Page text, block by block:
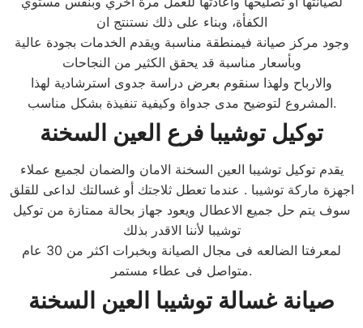
الكفأة، وبناء على ذلك نستنتج ان
وجود مركز صيانة فيمنطقة مناسبة ويقدم الخدمات بجودة عالية
وبأسعار مناسبة قد يحقق الكثير من النجاحات
والارباح ولهذا سنقوم بعرض دراسة جدوى استرشادية لهذا
المشروع لتوضيح مدى جدواة وكيفية تنفيذة بشكل مناسب.
توكيل توشيبا فرع العين السخنة
يقدم توكيل توشيبا العين السخنة الامان والضمان لجميع عملاء
اجهزة ماركة توشيبا . عندما تعطل ثلاجتك أو غسالتك لداعى للقلق
سوف يتم حل جميع الاعطال ويعود جهاز بحالة ممتازة من توكيل
توشيبا لأننا الاقدر بذلك
لمعرفتا الضالعه فى مجال الصيانة وبخبرات اكثر من 30 عام
متواصل فى عطاء مستمر.
صيانة غسالة توشيبا العين السخنة